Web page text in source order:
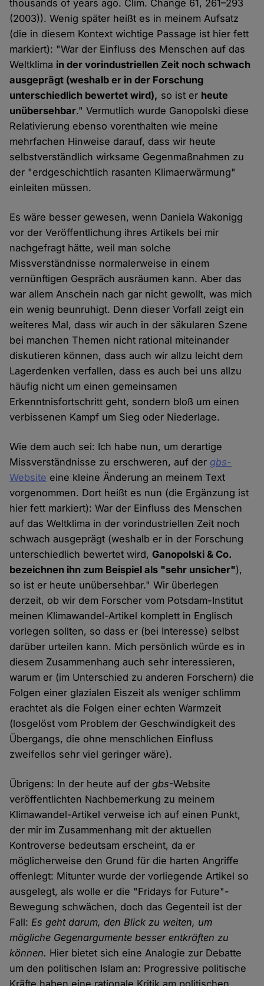
thousands of years ago. Clim. Change 61, 261–293
(2003)). Wenig später heißt es in meinem Aufsatz
(die in diesem Kontext wichtige Passage ist hier fett
markiert): "War der Einfluss des Menschen auf das
Weltklima in der vorindustriellen Zeit noch schwach
ausgeprägt (weshalb er in der Forschung
unterschiedlich bewertet wird), so ist er heute
unübersehbar." Vermutlich wurde Ganopolski diese
Relativierung ebenso vorenthalten wie meine
mehrfachen Hinweise darauf, dass wir heute
selbstverständlich wirksame Gegenmaßnahmen zu
der "erdgeschichtlich rasanten Klimaerwärmung"
einleiten müssen.
Es wäre besser gewesen, wenn Daniela Wakonigg
vor der Veröffentlichung ihres Artikels bei mir
nachgefragt hätte, weil man solche
Missverständnisse normalerweise in einem
vernünftigen Gespräch ausräumen kann. Aber das
war allem Anschein nach gar nicht gewollt, was mich
ein wenig beunruhigt. Denn dieser Vorfall zeigt ein
weiteres Mal, dass wir auch in der säkularen Szene
bei manchen Themen nicht rational miteinander
diskutieren können, dass auch wir allzu leicht dem
Lagerdenken verfallen, dass es auch bei uns allzu
häufig nicht um einen gemeinsamen
Erkenntnisfortschritt geht, sondern bloß um einen
verbissenen Kampf um Sieg oder Niederlage.
Wie dem auch sei: Ich habe nun, um derartige
Missverständnisse zu erschweren, auf der gbs-
Website eine kleine Änderung an meinem Text
vorgenommen. Dort heißt es nun (die Ergänzung ist
hier fett markiert): War der Einfluss des Menschen
auf das Weltklima in der vorindustriellen Zeit noch
schwach ausgeprägt (weshalb er in der Forschung
unterschiedlich bewertet wird,Ganopolski & Co.
bezeichnen ihn zum Beispiel als "sehr unsicher"),
so ist er heute unübersehbar." Wir überlegen
derzeit, ob wir dem Forscher vom Potsdam-Institut
meinen Klimawandel-Artikel komplett in Englisch
vorlegen sollten, so dass er (bei Interesse) selbst
darüber urteilen kann. Mich persönlich würde es in
diesem Zusammenhang auch sehr interessieren,
warum er (im Unterschied zu anderen Forschern) die
Folgen einer glazialen Eiszeit als weniger schlimm
erachtet als die Folgen einer echten Warmzeit
(losgelöst vom Problem der Geschwindigkeit des
Übergangs, die ohne menschlichen Einfluss
zweifellos sehr viel geringer wäre).
Übrigens: In der heute auf dergbs-Website
veröffentlichten Nachbemerkung zu meinem
Klimawandel-Artikel verweise ich auf einen Punkt,
der mir im Zusammenhang mit der aktuellen
Kontroverse bedeutsam erscheint, da er
möglicherweise den Grund für die harten Angriffe
offenlegt: Mitunter wurde der vorliegende Artikel so
ausgelegt, als wolle er die "Fridays for Future"-
Bewegung schwächen, doch das Gegenteil ist der
Fall:Es geht darum, den Blick zu weiten, um
mögliche Gegenargumente besser entkräften zu
können. Hier bietet sich eine Analogie zur Debatte
um den politischen Islam an: Progressive politische